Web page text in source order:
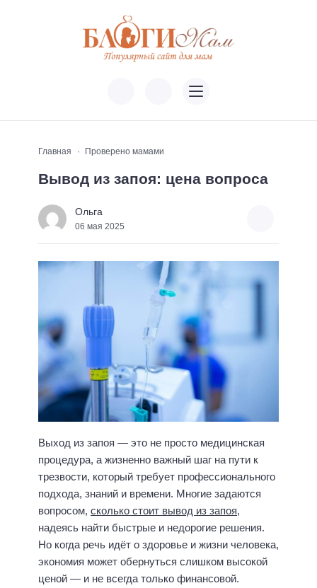
Главная Проверено мамами
Вывод из запоя: цена вопроса
Ольга
06 мая 2025
Выход из запоя — это не просто медицинская
процедура, а жизненно важный шаг на пути к
трезвости, который требует профессионального
подхода, знаний и времени. Многие задаются
вопросом, сколько стоит вывод из запоя,
надеясь найти быстрые и недорогие решения.
Но когда речь идёт о здоровье и жизни человека,
экономия может обернуться слишком высокой
ценой — и не всегда только финансовой.